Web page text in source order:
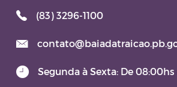
DOM - Diário Oficial do
JARI – JUNTA
RECURSOS DE
(83) 3296-1100
Segunda à Sexta: De 08:00hs